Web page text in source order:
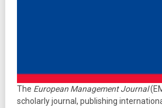
The European Management Journal
scholarly journal, publishing